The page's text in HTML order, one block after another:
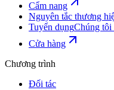
Cẩm nang
Nguyên tắc thương
Tuyển dụngChúng tôi
Cửa hàng
Chương trình
Đối tác